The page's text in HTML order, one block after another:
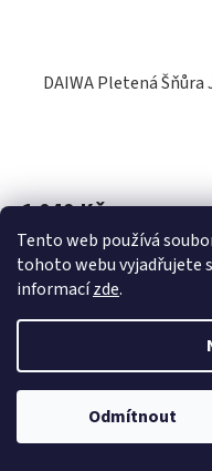
Tento web používá
tohoto webu vyjadřujete
informacízde.
Odmítnout
DAIWA Pletená
1 049 Kč
Akce